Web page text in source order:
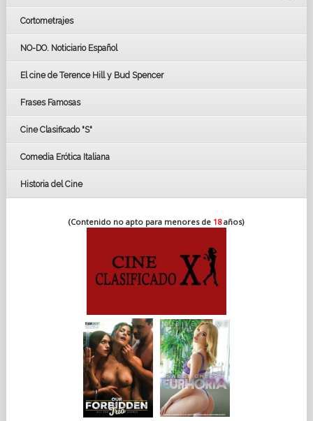
LOS OSCARS
GOYAS
BAFTA
Cortometrajes
NO-DO. Noticiario Español
El cine de Terence Hill y Bud Spencer
Frases Famosas
Cine Clasificado "S"
Comedia Erótica Italiana
Historia del Cine
(Contenido no apto para menores de 18años)